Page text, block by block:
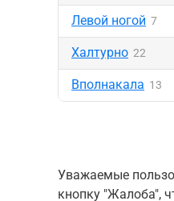
Левой ногой 7
Халтурно 22
Вполнакала 13
Уважаемые
кнопку "Жалоба",